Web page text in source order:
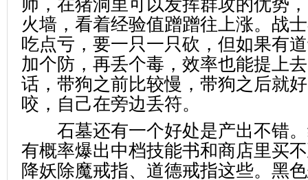
师，在猪洞里可以发挥群攻的优势
火墙，看着经验值蹭蹭往上涨。战
吃点亏，要一只一只砍，但如果有
加个防，再丢个毒，效率也能提上
话，带狗之前比较慢，带狗之后就
咬，自己在旁边丢符。
石墓还有一个好处是产出不错。
有概率爆出中档技能书和商店里买
降妖除魔戒指、道德戒指这些。黑